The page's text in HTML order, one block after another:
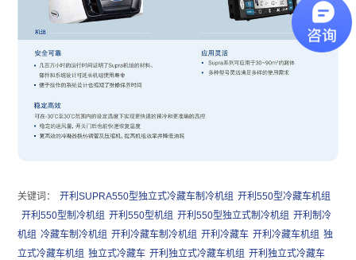
关键词： 开利SUPRA550型独立式冷藏车制冷机组 开利550型冷藏车机组
开利550型制冷机组 开利550型机组 开利550型独立式制冷机组 开利制冷
机组 冷藏车制冷机组 开利冷藏车制冷机组 开利冷藏车 开利冷藏车机组 独
立式冷藏车机组 独立式冷藏车 开利独立式冷藏车机组 开利独立式冷藏车